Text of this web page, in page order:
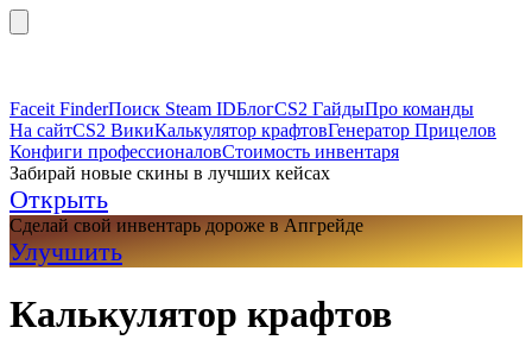
Faceit FinderПоиск Steam IDБлогCS2 ГайдыПро команды
На сайтCS2 ВикиКалькулятор крафтовГенератор Прицелов
Конфиги профессионаловСтоимость инвентаря
Забирай новые скины в лучших кейсах
Открыть
Сделай свой инвентарь дороже в Апгрейде
Улучшить
Калькулятор крафтов